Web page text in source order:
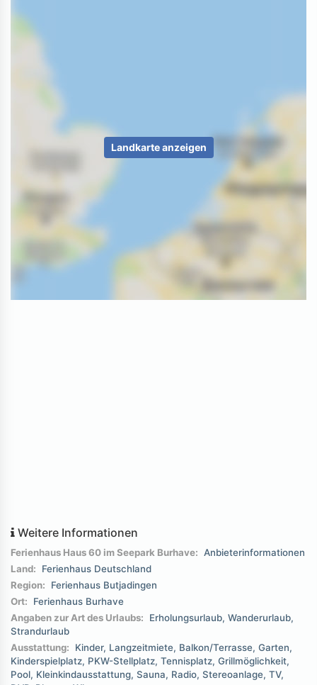
Landkarte anzeigen
Weitere Informationen
Ferienhaus Haus 60 im Seepark Burhave: Anbieterinformationen
Land:
Ferienhaus Deutschland
Region:
Ferienhaus Butjadingen
Ort:
Ferienhaus Burhave
Angaben zur Art des Urlaubs:
Erholungsurlaub Wanderurlaub
Strandurlaub
Ausstattung:
Kinder Langzeitmiete Balkon/Terrasse Garten
Kinderspielplatz PKW-Stellplatz Tennisplatz Grillmöglichkeit
Pool Kleinkindausstattung Sauna Radio Stereoanlage TV